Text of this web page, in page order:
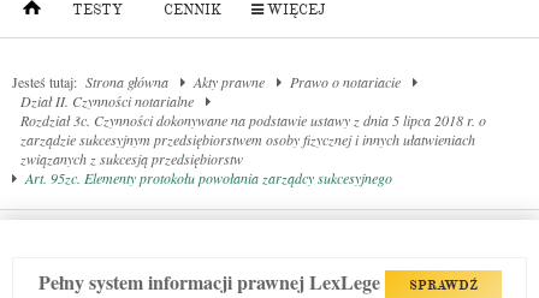
TESTY CENNIK WIĘCEJ
Jesteś tutaj: Strona główna Akty prawne
Prawo o notariacie
Dział II. Czynności notarialne
Rozdział 3c. Czynności dokonywane na podstawie ustawy z dnia 5 lipca 2018 r. o
zarządzie sukcesyjnym przedsiębiorstwem osoby fizycznej i innych ułatwieniach
związanych z sukcesją przedsiębiorstw
Art. 95zc. Elementy protokołu powołania zarządcy sukcesyjnego
Pełny system informacji prawnej LexLege SPRAWDŹ